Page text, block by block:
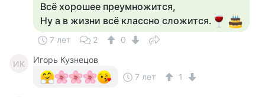
Всё хорошее преумножится,
Ну а в жизни всё классно сложится.
7 лет 2 0
ИК
Игорь Кузнецов
7 лет
1